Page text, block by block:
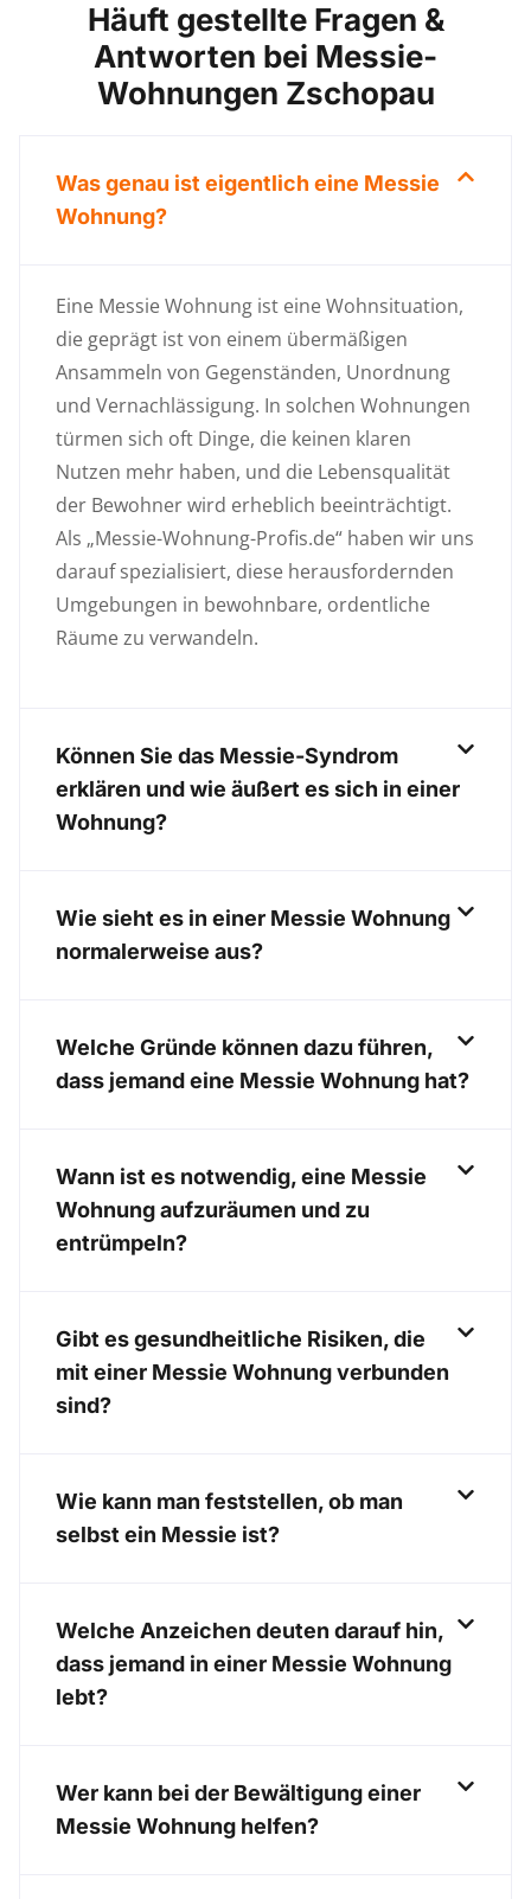
Häuft gestellte Fragen &
Antworten bei Messie-
Wohnungen Zschopau
Was genau ist eigentlich eine Messie
Wohnung?
Eine Messie Wohnung ist eine Wohnsituation,
die geprägt ist von einem übermäßigen
Ansammeln von Gegenständen, Unordnung
und Vernachlässigung. In solchen Wohnungen
türmen sich oft Dinge, die keinen klaren
Nutzen mehr haben, und die Lebensqualität
der Bewohner wird erheblich beeinträchtigt.
Als „Messie-Wohnung-Profis.de“ haben wir uns
darauf spezialisiert, diese herausfordernden
Umgebungen in bewohnbare, ordentliche
Räume zu verwandeln.
Können Sie das Messie-Syndrom
erklären und wie äußert es sich in einer
Wohnung?
Wie sieht es in einer Messie Wohnung
normalerweise aus?
Welche Gründe können dazu führen,
dass jemand eine Messie Wohnung hat?
Wann ist es notwendig, eine Messie
Wohnung aufzuräumen und zu
entrümpeln?
Gibt es gesundheitliche Risiken, die
mit einer Messie Wohnung verbunden
sind?
Wie kann man feststellen, ob man
selbst ein Messie ist?
Welche Anzeichen deuten darauf hin,
dass jemand in einer Messie Wohnung
lebt?
Wer kann bei der Bewältigung einer
Messie Wohnung helfen?